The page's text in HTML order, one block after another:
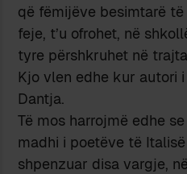
që fëmijëve besimtarë
feje, t’u ofrohet, në
tyre përshkruhet në
Kjo vlen edhe kur autori
Dantja.
Të mos harrojmë edhe
madhi i poetëve të
shpenzuar disa vargje,